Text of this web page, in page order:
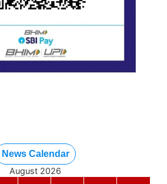
News Calendar
August 2026